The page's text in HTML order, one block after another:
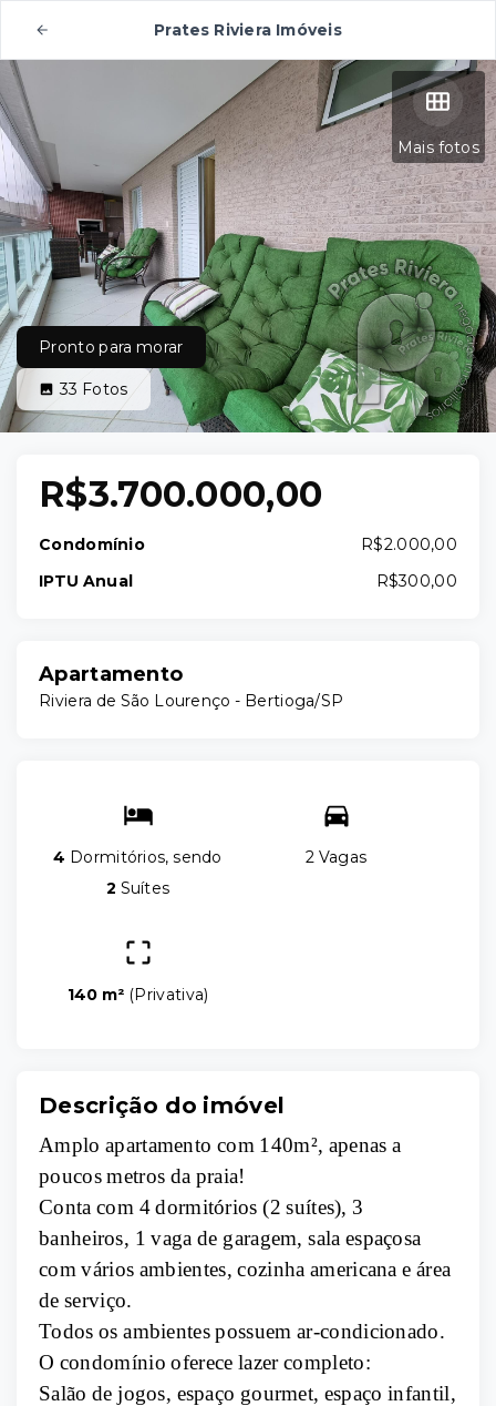
Prates Riviera Imóveis
Mais fotos
Pronto para morar
33 Fotos
R$3.700.000,00
Condomínio
R$2.000,00
IPTU Anual
R$300,00
Apartamento
Riviera de São Lourenço - Bertioga/SP
4 Dormitórios, sendo
2 Suítes
2 Vagas
140 m² (Privativa)
Descrição do imóvel
Amplo apartamento com 140m², apenas a
poucos metros da praia!
Conta com 4 dormitórios (2 suítes), 3
banheiros, 1 vaga de garagem, sala espaçosa
com vários ambientes, cozinha americana e área
de serviço.
Todos os ambientes possuem ar-condicionado.
O condomínio oferece lazer completo:
Salão de jogos, espaço gourmet, espaço infantil,